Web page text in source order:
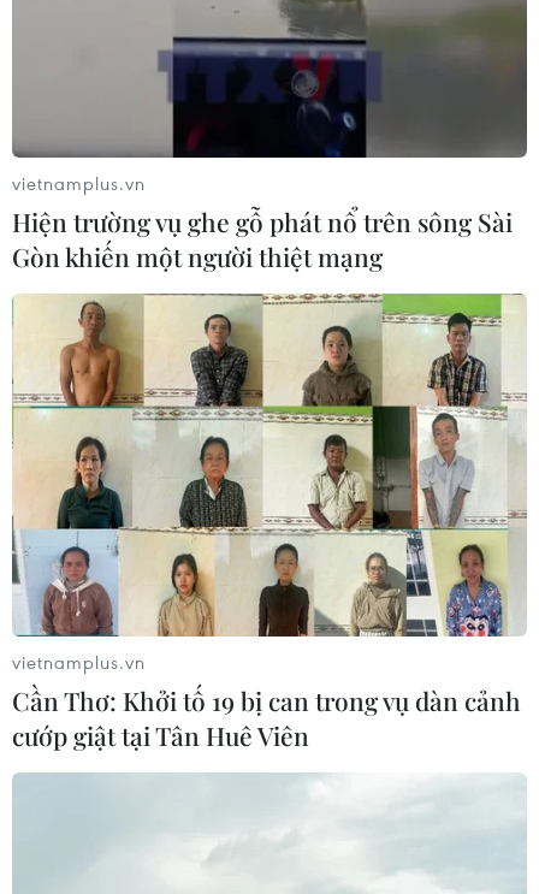
Các chuyên gia cho rằng Chính phủ Việt Nam đã tái
khẳng định và mở rộng phạm vi cam kết tăng công suất
năng lượng tái tạo để không chỉ dừng lại ở việc lắp đặt
các tấm năng lượng Mặt Trời.
vietnamplus.vn
Hiện trường vụ ghe gỗ phát nổ trên sông Sài
Gòn khiến một người thiệt mạng
vietnamplus.vn
Cần Thơ: Khởi tố 19 bị can trong vụ dàn cảnh
cướp giật tại Tân Huê Viên